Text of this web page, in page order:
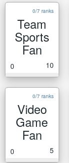
0/7 ranks
Team
Sports
Fan
0 10
0/7 ranks
Video
Game
Fan
0 5